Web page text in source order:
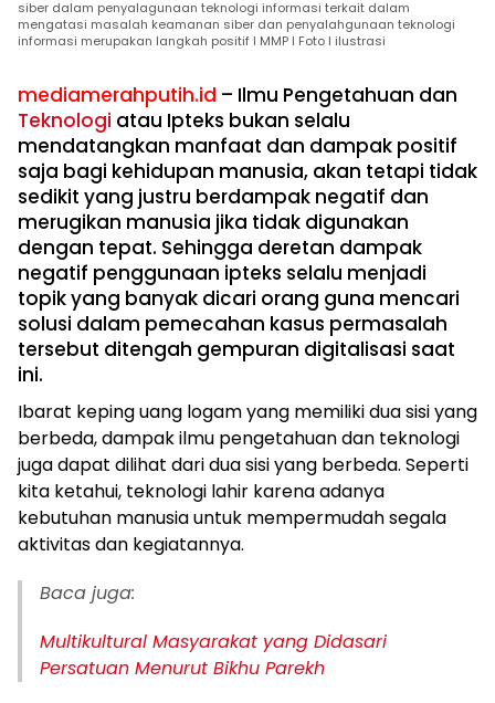
siber dalam penyalagunaan teknologi informasi terkait dalam
mengatasi masalah keamanan siber dan penyalahgunaan teknologi
informasi merupakan langkah positif I MMP I Foto I ilustrasi
mediamerahputih.id – Ilmu Pengetahuan dan
Teknologi atau Ipteks bukan selalu
mendatangkan manfaat dan dampak positif
saja bagi kehidupan manusia, akan tetapi tidak
sedikit yang justru berdampak negatif dan
merugikan manusia jika tidak digunakan
dengan tepat. Sehingga deretan dampak
negatif penggunaan ipteks selalu menjadi
topik yang banyak dicari orang guna mencari
solusi dalam pemecahan kasus permasalah
tersebut ditengah gempuran digitalisasi saat
ini.
Ibarat keping uang logam yang memiliki dua sisi yang
berbeda, dampak ilmu pengetahuan dan teknologi
juga dapat dilihat dari dua sisi yang berbeda. Seperti
kita ketahui, teknologi lahir karena adanya
kebutuhan manusia untuk mempermudah segala
aktivitas dan kegiatannya.
Baca juga:
Multikultural Masyarakat yang Didasari
Persatuan Menurut Bikhu Parekh